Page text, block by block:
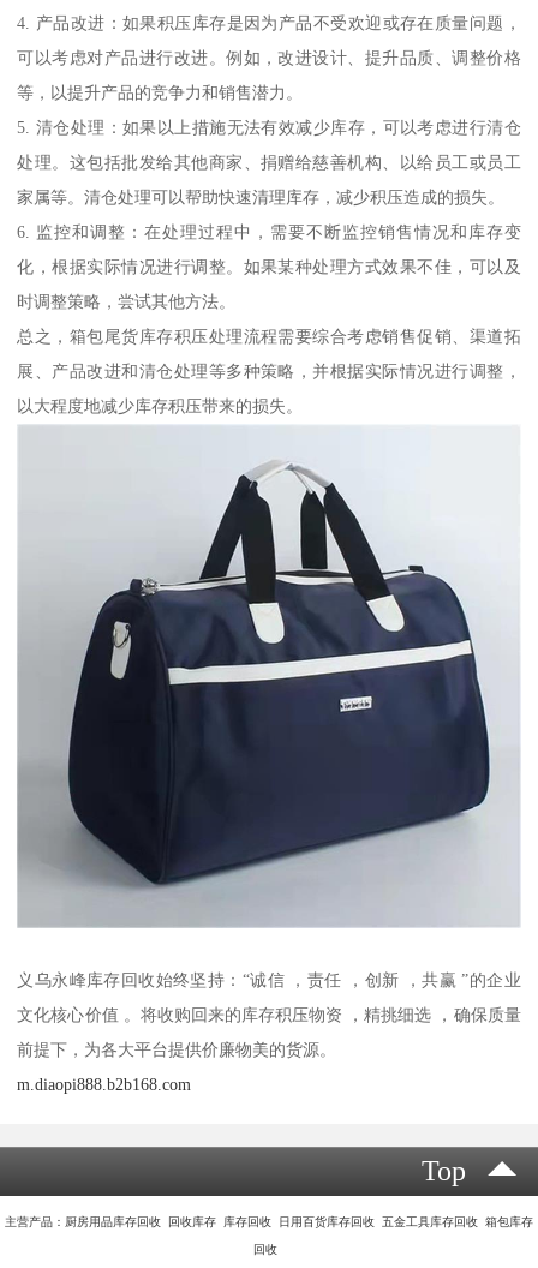
4. 产品改进：如果积压库存是因为产品不受欢迎或存在质量问题，
可以考虑对产品进行改进。例如，改进设计、提升品质、调整价格
等，以提升产品的竞争力和销售潜力。
5. 清仓处理：如果以上措施无法有效减少库存，可以考虑进行清仓
处理。这包括批发给其他商家、捐赠给慈善机构、以给员工或员工
家属等。清仓处理可以帮助快速清理库存，减少积压造成的损失。
6. 监控和调整：在处理过程中，需要不断监控销售情况和库存变
化，根据实际情况进行调整。如果某种处理方式效果不佳，可以及
时调整策略，尝试其他方法。
总之，箱包尾货库存积压处理流程需要综合考虑销售促销、渠道拓
展、产品改进和清仓处理等多种策略，并根据实际情况进行调整，
以大程度地减少库存积压带来的损失。
义乌永峰库存回收始终坚持：“诚信 ，责任 ，创新 ，共赢 ”的企业
文化核心价值 。将收购回来的库存积压物资 ，精挑细选 ，确保质量
前提下，为各大平台提供价廉物美的货源。
m.diaopi888.b2b168.com
Top
主营产品：厨房用品库存回收 回收库存 库存回收 日用百货库存回收 五金工具库存回收 箱包库存
回收